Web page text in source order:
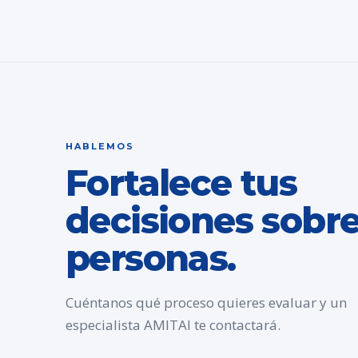
HABLEMOS
Fortalece tus
decisiones
personas.
Cuéntanos qué proceso quieres evaluar y un
especialista AMITAI te contactará.